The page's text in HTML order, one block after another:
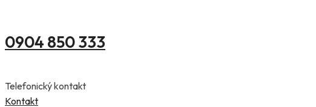
0904 850 333
Telefonický kontakt
Kontakt